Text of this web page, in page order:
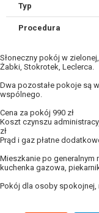
Typ
Procedura
Słoneczny pokój w
Żabki, Stokrotek, Leclerca.
Dwa pozostałe pokoje są
wspólnego.
Cena za pokój 990 zł
Koszt czynszu
zł
Prąd i gaz płatne
Mieszkanie po generalnym
kuchenka gazowa,
Pokój dla osoby spokojnej,